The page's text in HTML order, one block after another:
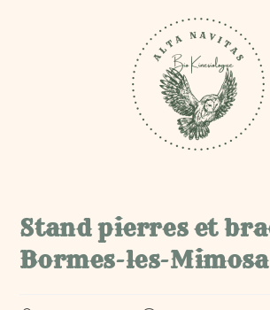
Stand pierres et
Bormes-les-